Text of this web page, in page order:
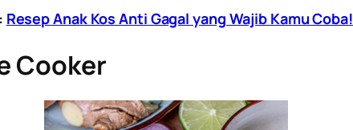
Resep Anak Kos Anti Gagal yang Wajib Kamu Coba!
Cooker